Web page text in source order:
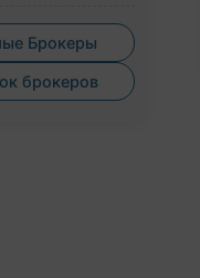
Брокеры
брокеров